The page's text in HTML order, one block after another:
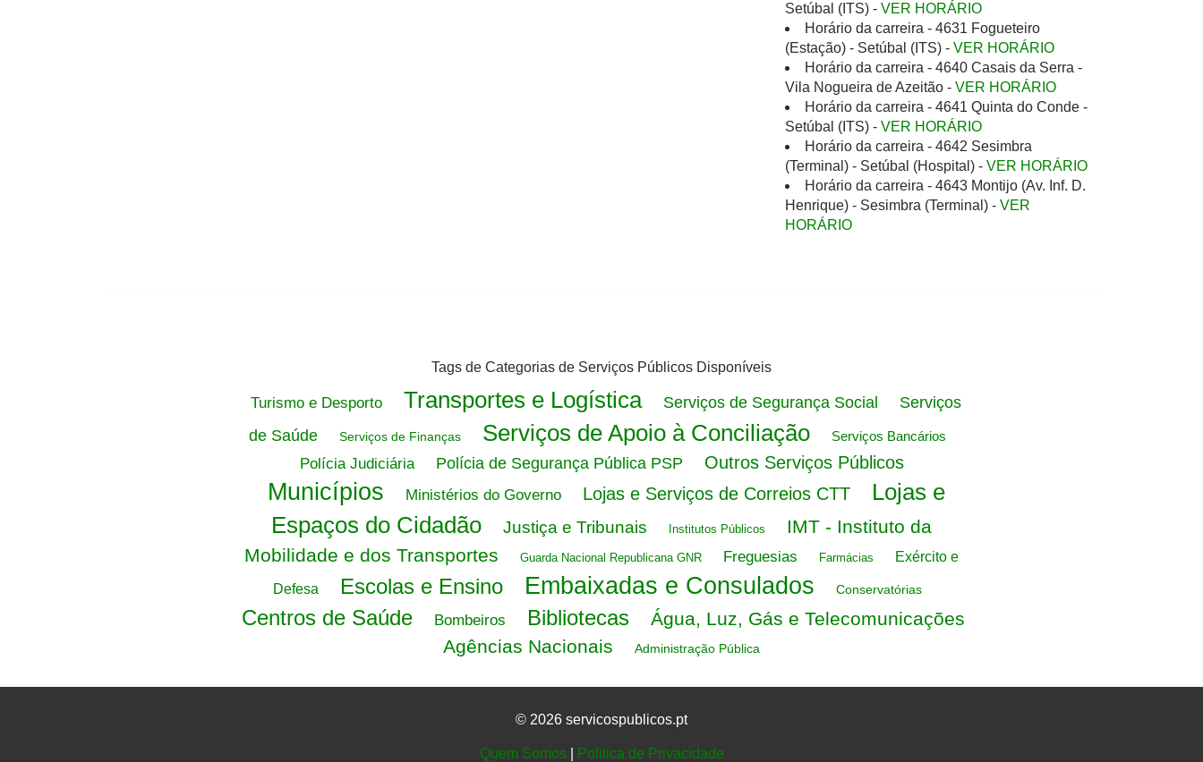
Setúbal (ITS) - VER HORÁRIO
Horário da carreira - 4631 Fogueteiro
(Estação) - Setúbal (ITS) - VER HORÁRIO
Horário da carreira - 4640 Casais da Serra -
Vila Nogueira de Azeitão - VER HORÁRIO
Horário da carreira - 4641 Quinta do Conde -
Setúbal (ITS) - VER HORÁRIO
Horário da carreira - 4642 Sesimbra
(Terminal) - Setúbal (Hospital) - VER HORÁRIO
Horário da carreira - 4643 Montijo (Av. Inf. D.
Henrique) - Sesimbra (Terminal) - VER
HORÁRIO
Tags de Categorias de Serviços Públicos Disponíveis
Turismo e Desporto Transportes e Logística Serviços de Segurança Social
Serviços
de Saúde
Serviços de Finanças Serviços de Apoio à Conciliação Serviços Bancários
Polícia Judiciária Polícia de Segurança Pública PSP Outros Serviços Públicos
Municípios Ministérios do Governo Lojas e Serviços de Correios CTT
Lojas e
Espaços do Cidadão
Justiça e Tribunais Institutos Públicos
IMT - Instituto da
Mobilidade e dos Transportes
Guarda Nacional Republicana GNR Freguesias Farmácias Exército e
Defesa Escolas e Ensino Embaixadas e Consulados Conservatórias
Centros de Saúde Bombeiros Bibliotecas
Água, Luz, Gás e Telecomunicações
Agências Nacionais
Administração Pública
© 2026 servicospublicos.pt
Quem Somos| Politica de Privacidade